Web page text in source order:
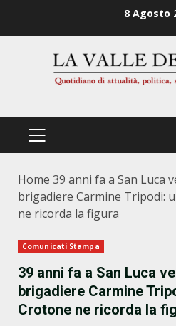
8 Agosto
PRIMÄRES
Home 39 anni fa a San Luca
brigadiere Carmine Tripodi:
ne ricorda la figura
Comunicati Stampa
39 anni fa a San Luca
brigadiere Carmine
Crotone ne ricorda la